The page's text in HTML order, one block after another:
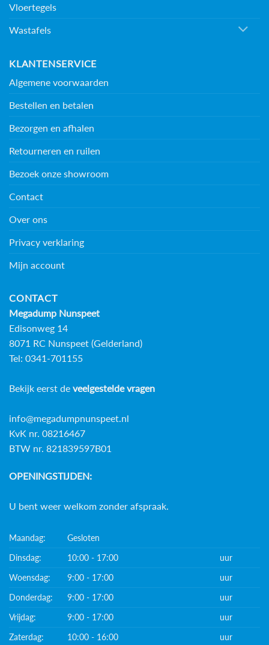
Vloertegels
Wastafels
KLANTENSERVICE
Algemene voorwaarden
Bestellen en betalen
Bezorgen en afhalen
Retourneren en ruilen
Bezoek onze showroom
Contact
Over ons
Privacy verklaring
Mijn account
CONTACT
Megadump Nunspeet
Edisonweg 14
8071 RC Nunspeet (Gelderland)
Tel: 0341-701155
Bekijk eerst de veelgestelde vragen
info@megadumpnunspeet.nl
KvK nr. 08216467
BTW nr. 821839597B01
OPENINGSTIJDEN:
U bent weer welkom zonder afspraak.
Maandag:
Gesloten
Dinsdag:
10:00 - 17:00
uur
Woensdag:
9:00 - 17:00
uur
Donderdag:
9:00 - 17:00
uur
Vrijdag:
9:00 - 17:00
uur
Zaterdag:
10:00 - 16:00 uur